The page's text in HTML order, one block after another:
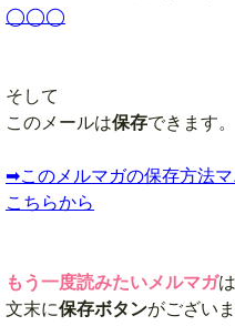
◯◯◯
そして
このメールは保存できます。
➡︎このメルマガの保存方法
こちらから
もう一度読みたいメルマガは
文末に保存ボタンがございま